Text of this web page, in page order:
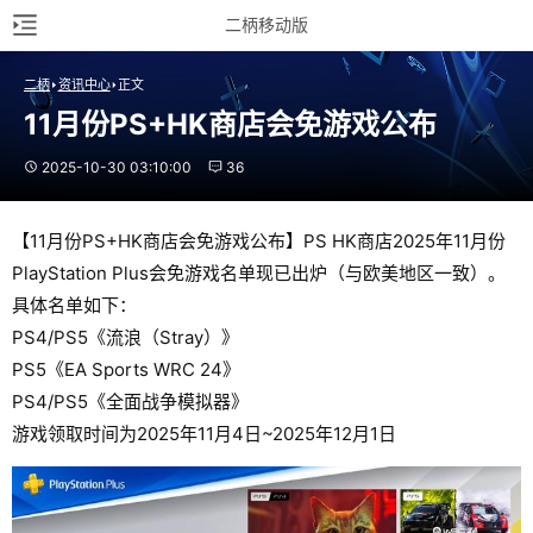
二柄移动版
二柄 资讯中心 正文
11月份PS+HK商店会免游戏公布
2025-10-30 03:10:00 36
【11月份PS+HK商店会免游戏公布】PS HK商店2025年11月份
PlayStation Plus会免游戏名单现已出炉（与欧美地区一致）。
具体名单如下：
PS4/PS5《流浪（Stray）》
PS5《EA Sports WRC 24》
PS4/PS5《全面战争模拟器》
游戏领取时间为2025年11月4日~2025年12月1日